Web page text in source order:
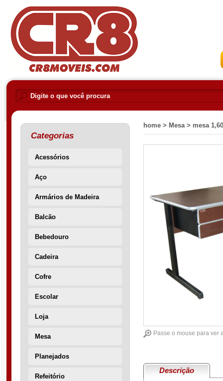
Categorias
Acessórios
Aço
Armários de Madeira
Balcão
Bebedouro
Cadeira
Cofre
Escolar
Loja
Mesa
Planejados
Refeitório
home > Mesa > mesa
Passe o mouse para ver
Descrição